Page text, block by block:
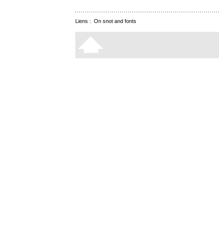
Liens : On snot and fonts